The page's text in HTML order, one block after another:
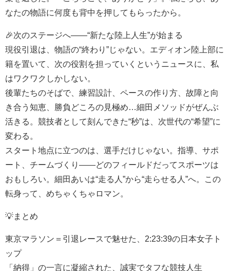
なたの物語に何度も背中を押してもらったから。
🎉次のステージへ――“新たな陸上人生”が始まる
現役引退は、物語の“終わり”じゃない。エディオン陸上部に
籍を置いて、次の役割を担っていくというニュースに、私
はワクワクしかしない。
後輩たちのそばで、練習設計、ペースの作り方、故障と向
き合う知恵、勝負どころの見極め…細田メソッドがぜんぶ
活きる。競技者として刻んできた“秒”は、次世代の“希望”に
変わる。
スタート地点に立つのは、選手だけじゃない。指導、サポ
ート、チームづくり――どのフィールドだってスポーツは
おもしろい。細田あいは“走る人”から“走らせる人”へ。この
転身って、めちゃくちゃロマン。
💡まとめ
東京マラソン＝引退レースで魅せた、2:23:39の日本女子ト
ップ
「納得」の一言に凝縮された、誠実でタフな競技人生